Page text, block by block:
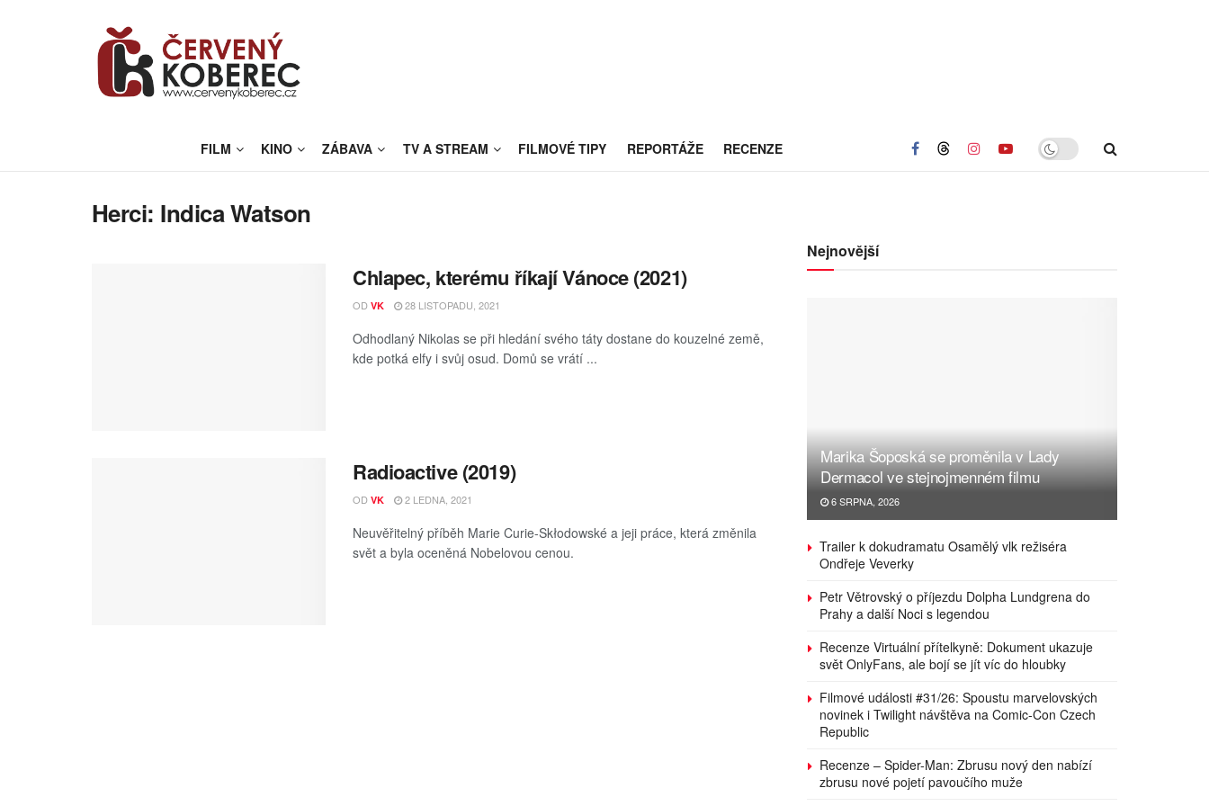
FILM KINO ZÁBAVA TV A STREAM FILMOVÉ TIPY REPORTÁŽE RECENZE
Herci: Indica Watson
Chlapec, kterému říkají Vánoce (2021)
OD VK 28 LISTOPADU, 2021
Odhodlaný Nikolas se při hledání svého táty dostane do kouzelné země,
kde potká elfy i svůj osud. Domů se vrátí ...
Radioactive (2019)
OD VK 2 LEDNA, 2021
Neuvěřitelný příběh Marie Curie-Skłodowské a jeji práce, která změnila
svět a byla oceněná Nobelovou cenou.
Nejnovější
Marika Šoposká se proměnila v Lady
Dermacol ve stejnojmenném filmu
6 SRPNA, 2026
Trailer k dokudramatu Osamělý vlk režiséra
Ondřeje Veverky
Petr Větrovský o příjezdu Dolpha Lundgrena do
Prahy a další Noci s legendou
Recenze Virtuální přítelkyně: Dokument ukazuje
svět OnlyFans, ale bojí se jít víc do hloubky
Filmové události #31/26: Spoustu marvelovských
novinek i Twilight návštěva na Comic-Con Czech
Republic
Recenze – Spider-Man: Zbrusu nový den nabízí
zbrusu nové pojetí pavoučího muže